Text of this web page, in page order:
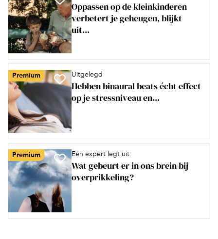
Oppassen op de kleinkinderen
verbetert je geheugen, blijkt
uit...
Premium Uitgelegd
Hebben binaural beats écht effect
op je stressniveau en...
Premium Een expert legt uit
Wat gebeurt er in ons brein bij
overprikkeling?